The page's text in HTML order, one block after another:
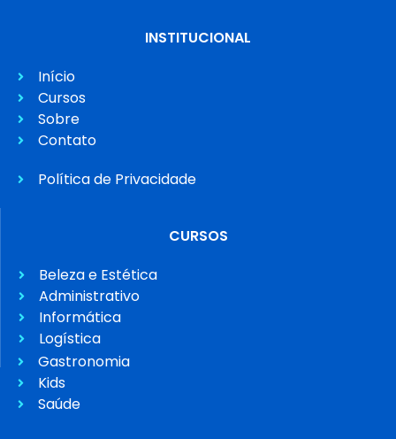
INSTITUCIONAL
Início
Cursos
Sobre
Contato
Política de Privacidade
CURSOS
Beleza e Estética
Administrativo
Informática
Logística
Gastronomia
Kids
Saúde